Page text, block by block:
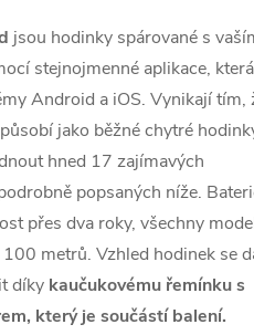
jsou hodinky spárované s
stejnojmenné aplikace,
Android a iOS. Vynikají tím,
jako běžné chytré
hned 17 zajímavých
popsaných níže.
přes dva roky, všechny
metrů. Vzhled hodinek se
díky kaučukovému řemínku s
který je součástí balení.